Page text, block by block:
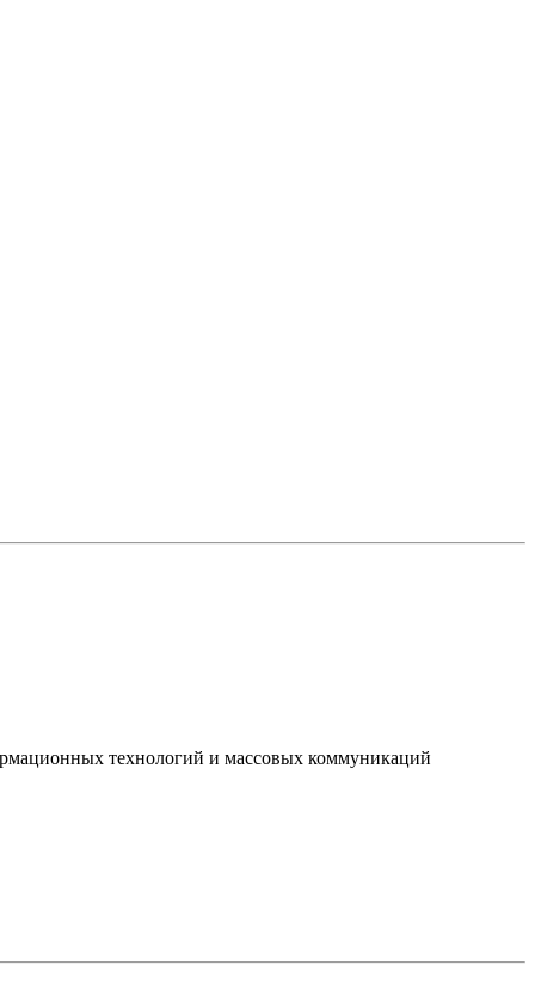
технологий и массовых коммуникаций